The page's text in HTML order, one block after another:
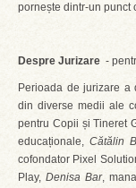
pornește dintr-un punct
Despre Jurizare -
Perioada de jurizare a
din diverse medii ale
pentru Copii și Tineret
educaționale, Cătălin
cofondator Pixel
Play,Denisa Bar,